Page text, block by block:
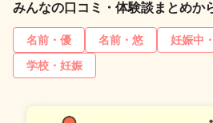
みんなの口コミ・体験談まとめか
名前・優 名前・悠 妊娠中
学校・妊娠